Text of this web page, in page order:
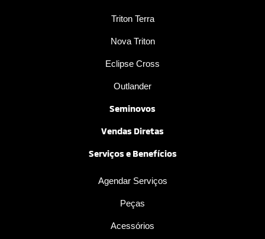
Triton Terra
Nova Triton
Eclipse Cross
Outlander
Seminovos
Vendas Diretas
Serviços e Benefícios
Agendar Serviços
Peças
Acessórios